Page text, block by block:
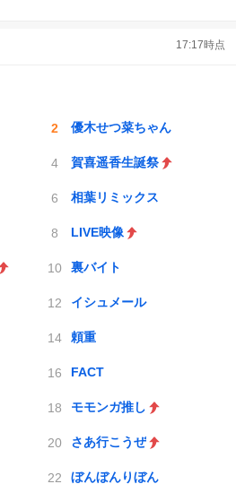
17:17時点
優木せつ菜ちゃん
賀喜遥香生誕祭
相葉リミックス
LIVE映像
裏バイト
イシュメール
頼重
FACT
モモンガ推し
さあ行こうぜ
ぼんぼんりぼん